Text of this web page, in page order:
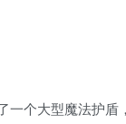
一个大型魔法护盾